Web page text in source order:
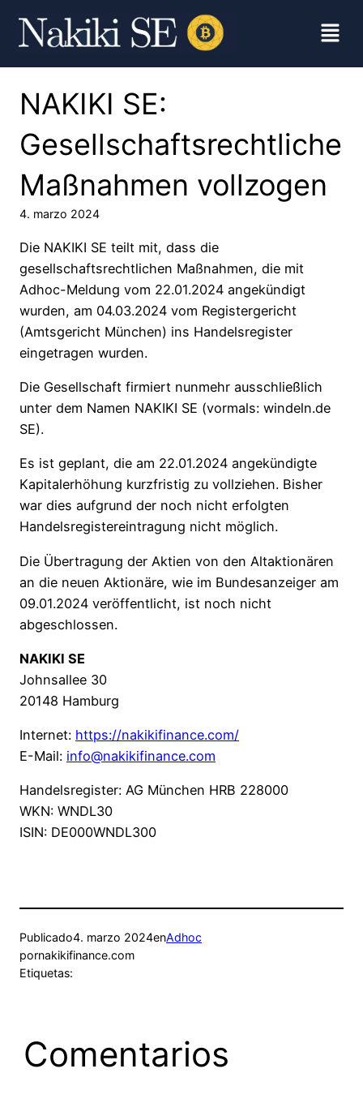
NAKIKI SE:
Gesellschaftsrechtliche
Maßnahmen vollzogen
4. marzo 2024
Die NAKIKI SE teilt mit, dass die
gesellschaftsrechtlichen Maßnahmen, die mit
Adhoc-Meldung vom 22.01.2024 angekündigt
wurden, am 04.03.2024 vom Registergericht
(Amtsgericht München) ins Handelsregister
eingetragen wurden.
Die Gesellschaft firmiert nunmehr ausschließlich
unter dem Namen NAKIKI SE (vormals: windeln.de
SE).
Es ist geplant, die am 22.01.2024 angekündigte
Kapitalerhöhung kurzfristig zu vollziehen. Bisher
war dies aufgrund der noch nicht erfolgten
Handelsregistereintragung nicht möglich.
Die Übertragung der Aktien von den Altaktionären
an die neuen Aktionäre, wie im Bundesanzeiger am
09.01.2024 veröffentlicht, ist noch nicht
abgeschlossen.
NAKIKI SE
Johnsallee 30
20148 Hamburg
Internet: https://nakikifinance.com/
E-Mail: info@nakikifinance.com
Handelsregister: AG München HRB 228000
WKN: WNDL30
ISIN: DE000WNDL300
Publicado4. marzo 2024enAdhoc
pornakikifinance.com
Etiquetas:
Comentarios